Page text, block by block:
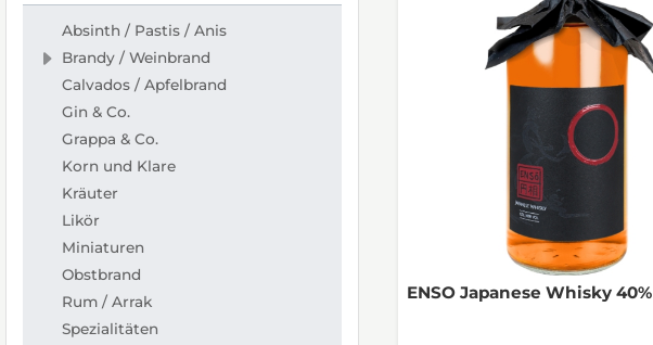
ENSO Japanese Whisky 40%
Absinth / Pastis / Anis
Brandy / Weinbrand
Calvados / Apfelbrand
Gin & Co.
Grappa & Co.
Korn und Klare
Kräuter
Likör
Miniaturen
Obstbrand
Rum / Arrak
Spezialitäten